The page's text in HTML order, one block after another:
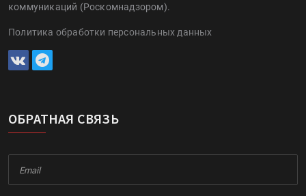
коммуникаций (Роскомнадзором).
Политика обработки персональных данных
ОБРАТНАЯ СВЯЗЬ